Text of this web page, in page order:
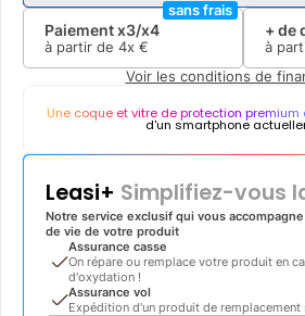
Paiement x3/x4
à partir de 4x €
sans frais
+ de
à
Voir les conditions de
Une coque et vitre de protection premium
d'un smartphone
Leasi+ Simplifiez-vous
Notre service exclusif qui vous
de vie de votre produit
Assurance casse
On répare ou remplace votre produit en
d'oxydation !
Assurance vol
Expédition d'un produit de remplacement